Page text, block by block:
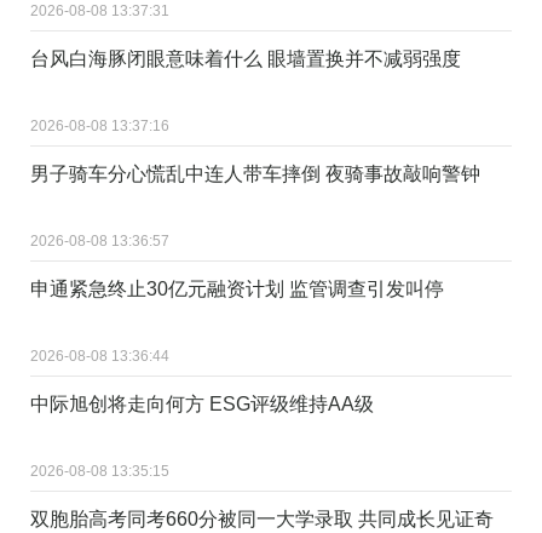
2026-08-08 13:37:31
台风白海豚闭眼意味着什么 眼墙置换并不减弱强度
2026-08-08 13:37:16
男子骑车分心慌乱中连人带车摔倒 夜骑事故敲响警钟
2026-08-08 13:36:57
申通紧急终止30亿元融资计划 监管调查引发叫停
2026-08-08 13:36:44
中际旭创将走向何方 ESG评级维持AA级
2026-08-08 13:35:15
双胞胎高考同考660分被同一大学录取 共同成长见证奇